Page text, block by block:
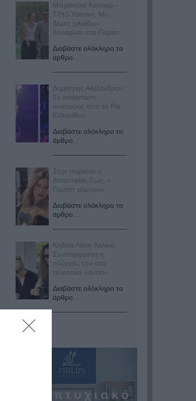
Μπράντλεϊ Κούπερ -
Τζίτζι Χαντίντ: Με
βέρες χιλιάδων
δολαρίων στο Παρίσι
Διαβάστε ολόκληρο το
άρθρο...
Δημήτρης Αλεξάνδρου:
Σε απόσταση
αναπνοής από τη Ρία
Ελληνίδου
Διαβάστε ολόκληρο το
άρθρο...
Στην παραλία η
Αποστολία Ζώη: «
Γεμάτη αλμύρα»
Διαβάστε ολόκληρο το
άρθρο...
Κηδεία Λάκη Χαλκιά:
Συντετριμμένη η
σύζυγός του στο
τελευταίο «αντίο»
Διαβάστε ολόκληρο το
άρθρο...